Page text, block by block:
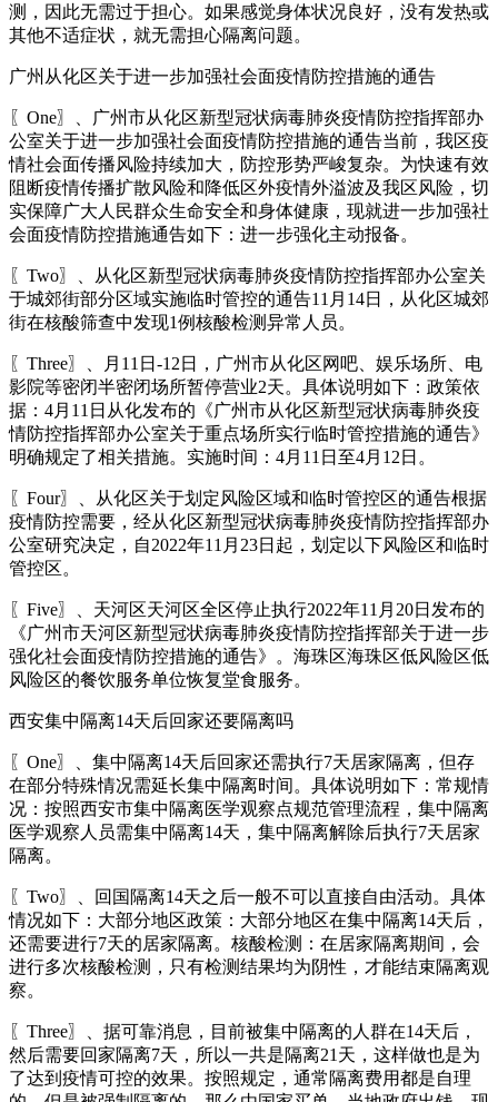
测，因此无需过于担心。如果感觉身体状况良好，没有发热或
其他不适症状，就无需担心隔离问题。
广州从化区关于进一步加强社会面疫情防控措施的通告
〖One〗、广州市从化区新型冠状病毒肺炎疫情防控指挥部办
公室关于进一步加强社会面疫情防控措施的通告当前，我区疫
情社会面传播风险持续加大，防控形势严峻复杂。为快速有效
阻断疫情传播扩散风险和降低区外疫情外溢波及我区风险，切
实保障广大人民群众生命安全和身体健康，现就进一步加强社
会面疫情防控措施通告如下：进一步强化主动报备。
〖Two〗、从化区新型冠状病毒肺炎疫情防控指挥部办公室关
于城郊街部分区域实施临时管控的通告11月14日，从化区城郊
街在核酸筛查中发现1例核酸检测异常人员。
〖Three〗、月11日-12日，广州市从化区网吧、娱乐场所、电
影院等密闭半密闭场所暂停营业2天。具体说明如下：政策依
据：4月11日从化发布的《广州市从化区新型冠状病毒肺炎疫
情防控指挥部办公室关于重点场所实行临时管控措施的通告》
明确规定了相关措施。实施时间：4月11日至4月12日。
〖Four〗、从化区关于划定风险区域和临时管控区的通告根据
疫情防控需要，经从化区新型冠状病毒肺炎疫情防控指挥部办
公室研究决定，自2022年11月23日起，划定以下风险区和临时
管控区。
〖Five〗、天河区天河区全区停止执行2022年11月20日发布的
《广州市天河区新型冠状病毒肺炎疫情防控指挥部关于进一步
强化社会面疫情防控措施的通告》。海珠区海珠区低风险区低
风险区的餐饮服务单位恢复堂食服务。
西安集中隔离14天后回家还要隔离吗
〖One〗、集中隔离14天后回家还需执行7天居家隔离，但存
在部分特殊情况需延长集中隔离时间。具体说明如下：常规情
况：按照西安市集中隔离医学观察点规范管理流程，集中隔离
医学观察人员需集中隔离14天，集中隔离解除后执行7天居家
隔离。
〖Two〗、回国隔离14天之后一般不可以直接自由活动。具体
情况如下：大部分地区政策：大部分地区在集中隔离14天后，
还需要进行7天的居家隔离。核酸检测：在居家隔离期间，会
进行多次核酸检测，只有检测结果均为阴性，才能结束隔离观
察。
〖Three〗、据可靠消息，目前被集中隔离的人群在14天后，
然后需要回家隔离7天，所以一共是隔离21天，这样做也是为
了达到疫情可控的效果。按照规定，通常隔离费用都是自理